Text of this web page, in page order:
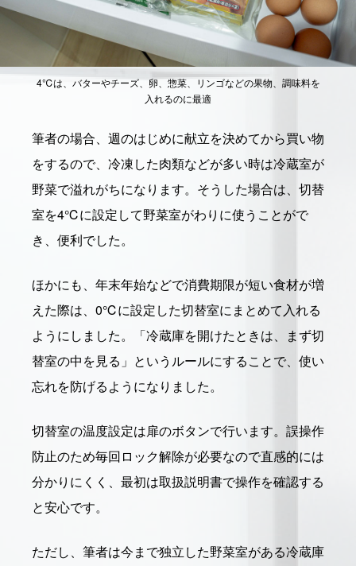
4℃は、バターやチーズ、卵、惣菜、リンゴなどの果物、調味料を
入れるのに最適
筆者の場合、週のはじめに献立を決めてから買い物
をするので、冷凍した肉類などが多い時は冷蔵室が
野菜で溢れがちになります。そうした場合は、切替
室を4℃に設定して野菜室がわりに使うことがで
き、便利でした。
ほかにも、年末年始などで消費期限が短い食材が増
えた際は、0℃に設定した切替室にまとめて入れる
ようにしました。「冷蔵庫を開けたときは、まず切
替室の中を見る」というルールにすることで、使い
忘れを防げるようになりました。
切替室の温度設定は扉のボタンで行います。誤操作
防止のため毎回ロック解除が必要なので直感的には
分かりにくく、最初は取扱説明書で操作を確認する
と安心です。
ただし、筆者は今まで独立した野菜室がある冷蔵庫